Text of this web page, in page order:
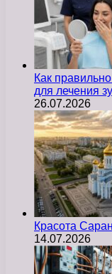
Как
для лечения
26.07.2026
Красота
14.07.2026